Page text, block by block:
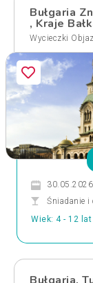
Bułgaria
, Kraje
Wycieczki
Śniadanie i
Wiek: 4 - 12 lat